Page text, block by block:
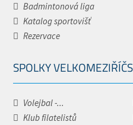
Badmintonová liga
Katalog sportovišť
Rezervace
SPOLKY
Volejbal -...
Klub filatelistů